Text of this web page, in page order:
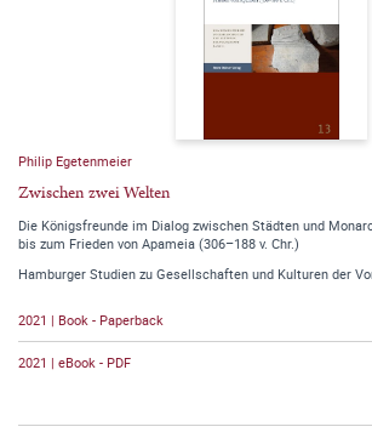
Philip Egetenmeier
Zwischen zwei Welten
Die Königsfreunde im Dialog zwischen Städten und
bis zum Frieden von Apameia (306–188 v. Chr.)
Hamburger Studien zu Gesellschaften und Kulturen der
2021 | Book - Paperback
2021 | eBook - PDF